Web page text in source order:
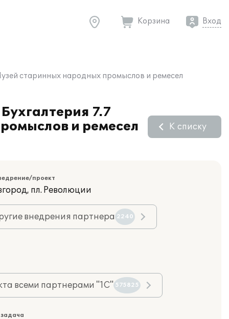
Корзина Вход
старинных народных промыслов и ремесел
7.7
и ремесел
К списку
проект
пл. Революции
внедрения партнера 2240
всеми партнерами "1С" 575825